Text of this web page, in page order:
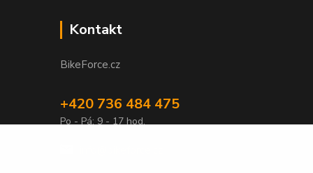
Kontakt
BikeForce.cz
+420 736 484 475
Po - Pá: 9 - 17 hod.